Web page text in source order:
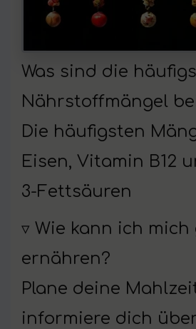
Was sind die
Nährstoffmängel
Die häufigsten
Eisen, Vitamin B12
3-Fettsäuren
▿ Wie kann ich
ernähren?
Plane deine
informiere dich